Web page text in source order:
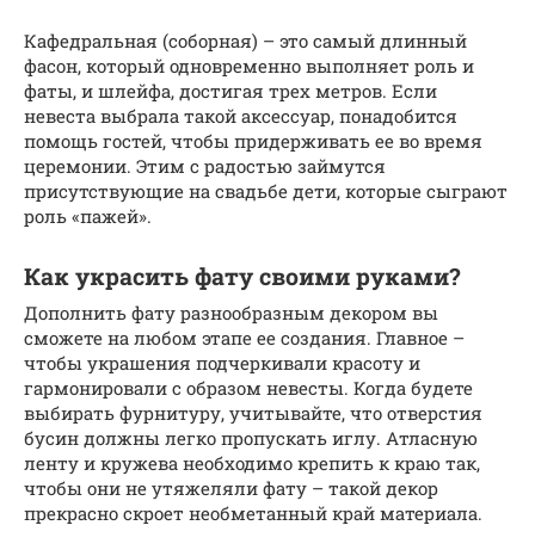
Кафедральная (соборная) – это самый длинный
фасон, который одновременно выполняет роль и
фаты, и шлейфа, достигая трех метров. Если
невеста выбрала такой аксессуар, понадобится
помощь гостей, чтобы придерживать ее во время
церемонии. Этим с радостью займутся
присутствующие на свадьбе дети, которые сыграют
роль «пажей».
Как украсить фату своими руками?
Дополнить фату разнообразным декором вы
сможете на любом этапе ее создания. Главное –
чтобы украшения подчеркивали красоту и
гармонировали с образом невесты. Когда будете
выбирать фурнитуру, учитывайте, что отверстия
бусин должны легко пропускать иглу. Атласную
ленту и кружева необходимо крепить к краю так,
чтобы они не утяжеляли фату – такой декор
прекрасно скроет необметанный край материала.